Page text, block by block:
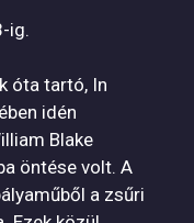
ig.
óta tartó, In
idén
Blake
öntése volt. A
a zsűri